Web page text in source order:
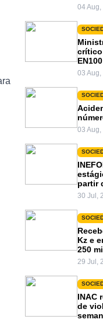
04 Aug,
03 Aug,
03 Aug,
partir
30 Jul,
Kz e
250
29 Jul,
INAC
de